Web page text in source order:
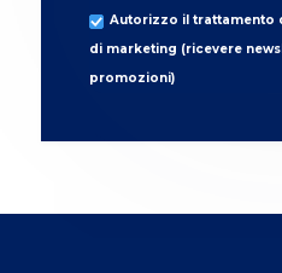
Autorizzo il trattamento
di marketing (ricevere
promozioni)